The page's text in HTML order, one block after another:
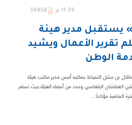
11:39 م 39858
يستقبل مدير هيئة
تقرير الأعمال ويشيد
الوطن
طلال بن مشل التمياط بمكتبه أمس مدير مكتب هيئة
علي العطشان البلعاسي وعدد من أعضاء الهيئة.حيث تسلم
الماضية مؤكدًا ...